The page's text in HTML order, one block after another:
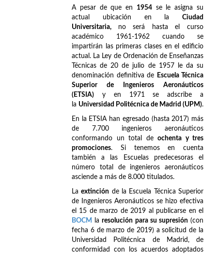
A pesar de que en 1954se le asigna su
actual ubicación en la Ciudad
Universitaria, no será hasta el curso
académico 1961-1962 cuando se
impartirán las primeras clases en el edificio
actual. La Ley de Ordenación de Enseñanzas
Técnicas de 20 de julio de 1957 le da su
denominación definitiva de
Escuela Técnica
Superior de Ingenieros Aeronáuticos
(ETSIA) y en 1971 se adscribe a
la Universidad Politécnica de Madrid (UPM).
En la ETSIA han egresado (hasta 2017) más
de 7.700 ingenieros aeronáuticos
conformando un total de ochenta y tres
promociones. Si tenemos en cuenta
también a las Escuelas predecesoras el
número total de ingenieros aeronáuticos
asciende a más de 8.000 titulados.
Laextinción de la Escuela Técnica Superior
de Ingenieros Aeronáuticos se hizo efectiva
el 15 de marzo de 2019 al publicarse en el
BOCM
laresolución para su supresión(con
fecha 6 de marzo de 2019) a solicitud de la
Universidad Politécnica de Madrid, de
conformidad con los acuerdos adoptados